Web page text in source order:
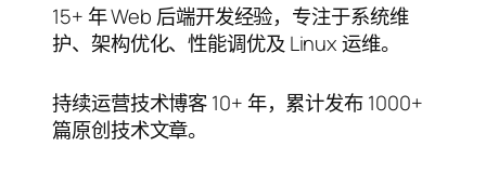
15+ 年 Web 后端开发经验，专注于系统维
护、架构优化、性能调优及 Linux 运维。
持续运营技术博客 10+ 年，累计发布 1000+
篇原创技术文章。